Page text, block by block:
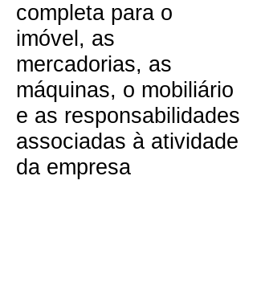
completa para o
imóvel, as
mercadorias, as
máquinas, o mobiliário
e as responsabilidades
associadas à atividade
da empresa